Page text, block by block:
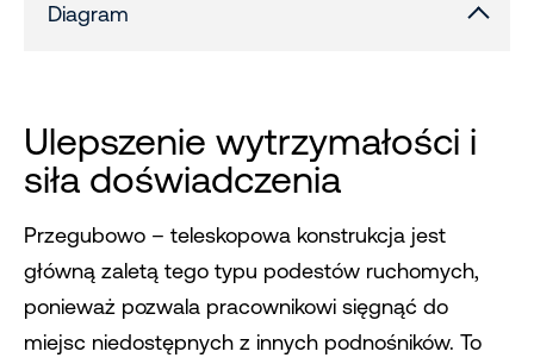
Diagram
Ulepszenie wytrzymałości i
siła doświadczenia
Przegubowo – teleskopowa konstrukcja jest
główną zaletą tego typu podestów ruchomych,
ponieważ pozwala pracownikowi sięgnąć do
miejsc niedostępnych z innych podnośników. To